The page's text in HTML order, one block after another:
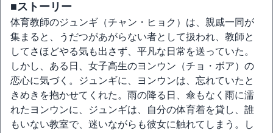
■ストーリー
体育教師のジュンギ（チャン・ヒョク）は、親戚一同が
集まると、うだつがあがらない者として扱われ、教師と
してさほどやる気も出さず、平凡な日常を送っていた。
しかし、ある日、女子高生のヨンウン（チョ・ボア）の
恋心に気づく。ジュンギに、ヨンウンは、忘れていたと
きめきを抱かせてくれた。雨の降る日、傘もなく雨に濡
れたヨンウンに、ジュンギは、自分の体育着を貸し、誰
もいない教室で、迷いながらも彼女に触れてしまう。し